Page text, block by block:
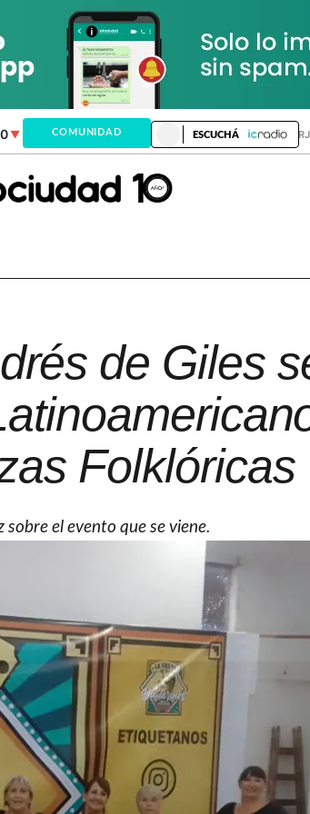
▼ DÓLAR MEP ▲ DÓLAR
COMUNIDAD ESCUCHÁ
de Giles
Folklóricas
el evento que se viene.